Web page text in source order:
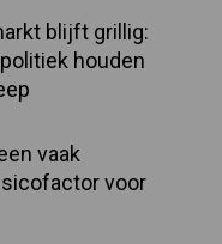
blijft grillig:
houden
vaak
voor